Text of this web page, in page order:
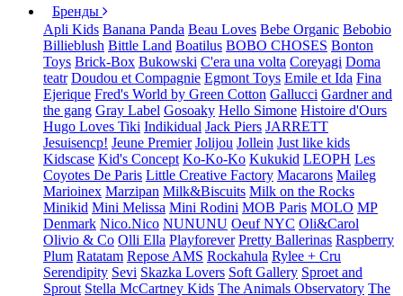
Бренды
Apli Kids Banana Panda Beau Loves Bebe Organic Bebobio
Billieblush Bittle Land Boatilus BOBO CHOSES Bonton
Toys Brick-Box Bukowski C'era una volta Coreyagi Doma
teatr Doudou et Compagnie Egmont Toys Emile et Ida Fina
Ejerique Fred's World by Green Cotton Gallucci Gardner and
the gang Gray Label Gosoaky Hello Simone Histoire d'Ours
Hugo Loves Tiki Indikidual Jack Piers JARRETT
Jesuisencp! Jeune Premier Jolijou Jollein Just like kids
Kidscase Kid's Concept Ko-Ko-Ko Kukukid LEOPH Les
Coyotes De Paris Little Creative Factory Macarons Maileg
Marioinex Marzipan Milk&Biscuits Milk on the Rocks
Minikid Mini Melissa Mini Rodini MOB Paris MOLO MP
Denmark Nico.Nico NUNUNU Oeuf NYC Oli&Carol
Olivio & Co Olli Ella Playforever Pretty Ballerinas Raspberry
Plum Ratatam Repose AMS Rockahula Rylee + Cru
Serendipity Sevi Skazka Lovers Soft Gallery Sproet and
Sprout Stella McCartney Kids The Animals Observatory The